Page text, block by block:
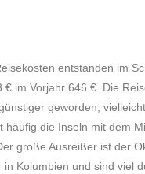
entstanden im
€ im Vorjahr 646 €. Die
geworden,
häufig die Inseln mit dem
große Ausreißer ist der
in Kolumbien und sind viel